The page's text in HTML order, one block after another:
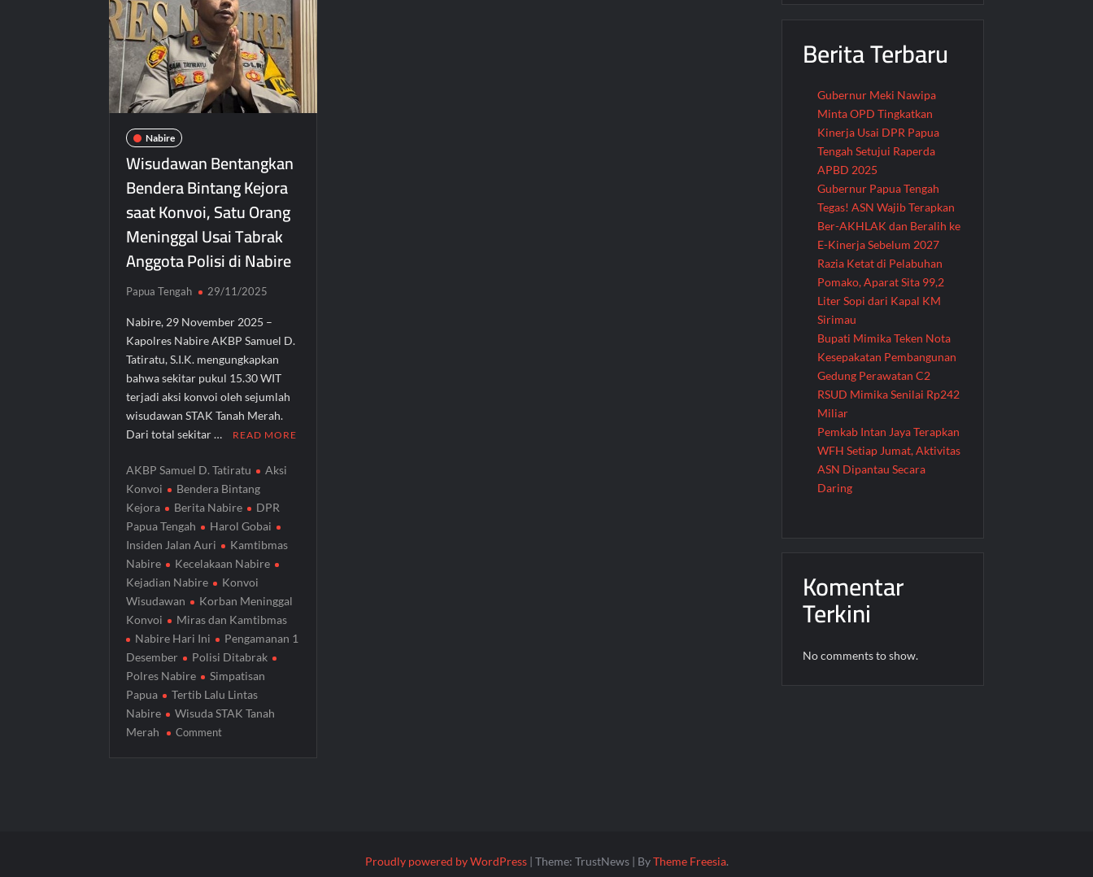
Nabire
Wisudawan Bentangkan
Bendera Bintang Kejora
saat Konvoi, Satu Orang
Meninggal Usai Tabrak
Anggota Polisi di Nabire
Papua Tengah 29/11/2025
Nabire, 29 November 2025 –
Kapolres Nabire AKBP Samuel D.
Tatiratu, S.I.K. mengungkapkan
bahwa sekitar pukul 15.30 WIT
terjadi aksi konvoi oleh sejumlah
wisudawan STAK Tanah Merah.
Dari total sekitar …
READ MORE
AKBP Samuel D. Tatiratu
Aksi
Konvoi
Bendera Bintang
Kejora
Berita Nabire
DPR
Papua Tengah
Harol Gobai
Insiden Jalan Auri
Kamtibmas
Nabire
Kecelakaan Nabire
Kejadian Nabire
Konvoi
Wisudawan
Korban Meninggal
Konvoi
Miras dan Kamtibmas
Nabire Hari Ini
Pengamanan 1
Desember
Polisi Ditabrak
Polres Nabire
Simpatisan
Papua
Tertib Lalu Lintas
Nabire
Wisuda STAK Tanah
Merah
Commenton
Berita Terbaru
Gubernur Meki Nawipa
Minta OPD Tingkatkan
Kinerja Usai DPR Papua
Tengah Setujui Raperda
APBD 2025
Gubernur Papua Tengah
Tegas! ASN Wajib Terapkan
Ber-AKHLAK dan Beralih ke
E-Kinerja Sebelum 2027
Razia Ketat di Pelabuhan
Pomako, Aparat Sita 99,2
Liter Sopi dari Kapal KM
Sirimau
Bupati Mimika Teken Nota
Kesepakatan Pembangunan
Gedung Perawatan C2
RSUD Mimika Senilai Rp242
Miliar
Pemkab Intan Jaya Terapkan
WFH Setiap Jumat, Aktivitas
ASN Dipantau Secara
Daring
Komentar
Terkini
No comments to show.
Proudly powered by WordPress | Theme: TrustNews | ByTheme Freesia.